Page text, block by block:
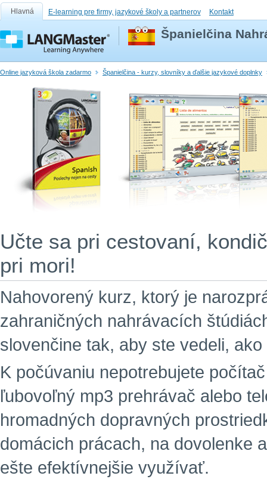
Hlavná E-learning pre firmy, jazykové školy a partnerov Kontakt
Španielčina
Online jazyková škola zadarmo Španielčina - kurzy, slovníky a ďalšie jazykové doplnky
Učte sa pri cestovaní,
pri mori!
Nahovorený kurz, ktorý je
zahraničných nahrávacích
slovenčine tak, aby ste vedeli,
K počúvaniu nepotrebujete
ľubovoľný mp3 prehrávač alebo
hromadných dopravných
domácich prácach, na dovolenke
ešte efektívnejšie využívať.